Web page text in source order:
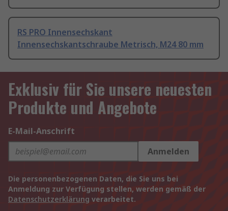
RS PRO Innensechskant
Innensechskantschraube Metrisch, M24 80 mm
Exklusiv für Sie unsere neuesten
Produkte und Angebote
E-Mail-Anschrift
Anmelden
Die personenbezogenen Daten, die Sie uns bei
Anmeldung zur Verfügung stellen, werden gemäß der
Datenschutzerklärung verarbeitet.